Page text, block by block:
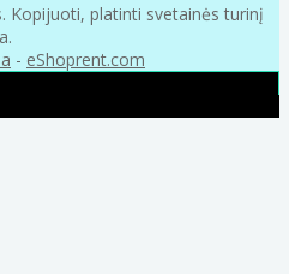
Kopijuoti, platinti svetainės turinį
- eShoprent.com